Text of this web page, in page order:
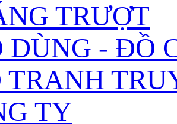
TRƯỢT
DÙNG - ĐỒ
TRANH